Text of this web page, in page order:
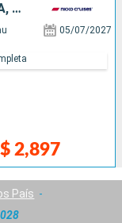
AUSTRIA, HUNGRIA, SÉRVIA, ROMÊNIA, FRANCIA, ESLOVÁQUIA, ALEMANHA
05/07/2027
2,897
País